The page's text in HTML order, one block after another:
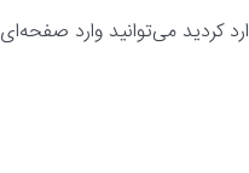
کردید می‌توانید وارد صفحه‌ای